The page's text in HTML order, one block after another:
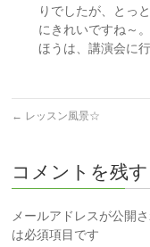
りでしたが、とっ
にきれいですね～
ほうは、講演会に
← レッスン風景☆
コメントを残す
メールアドレスが公開
は必須項目です